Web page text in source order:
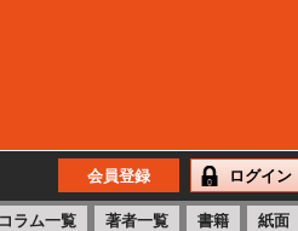
会員登録 ログイン
ラム一覧 著者一覧 書籍 紙面